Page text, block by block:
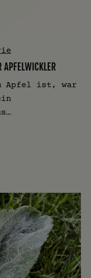
Apfel ist, war